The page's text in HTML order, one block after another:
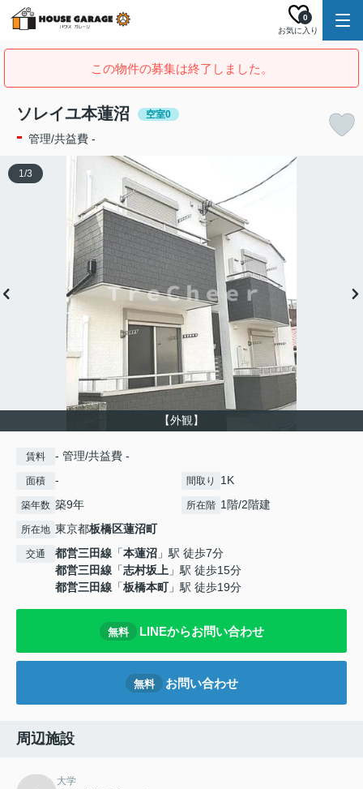
お気に入り
0
この物件の募集は終了しました。
ソレイユ本蓮沼 空室0
- 管理/共益費 -
【外観】
1/3
賃料 - 管理/共益費 -
面積 - 間取り 1K
築年数 築9年 所在階 1階/2階建
所在地 東京都板橋区蓮沼町
交通 都営三田線 「本蓮沼 」駅 徒歩7分
都営三田線 「志村坂上 」駅 徒歩15分
都営三田線 「板橋本町」駅 徒歩19分
無料 LINEからお問い合わせ
無料 お問い合わせ
周辺施設
大学